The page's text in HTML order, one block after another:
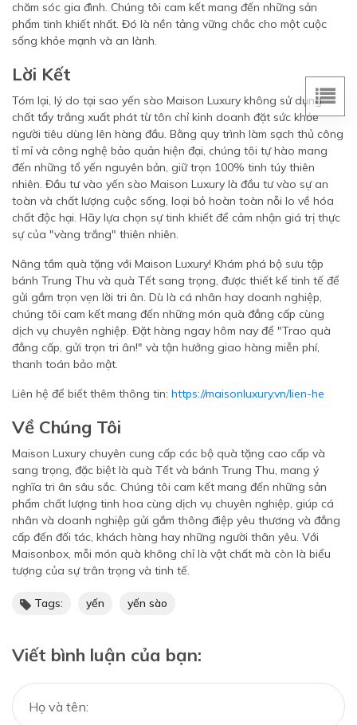
chăm sóc gia đình. Chúng tôi cam kết mang đến những sản
phẩm tinh khiết nhất. Đó là nền tảng vững chắc cho một cuộc
sống khỏe mạnh và an lành.
Lời Kết
Tóm lại, lý do tại sao yến sào Maison Luxury không sử dụng
chất tẩy trắng xuất phát từ tôn chỉ kinh doanh đặt sức khỏe
người tiêu dùng lên hàng đầu. Bằng quy trình làm sạch thủ công
tỉ mỉ và công nghệ bảo quản hiện đại, chúng tôi tự hào mang
đến những tổ yến nguyên bản, giữ trọn 100% tinh túy thiên
nhiên. Đầu tư vào yến sào Maison Luxury là đầu tư vào sự an
toàn và chất lượng cuộc sống, loại bỏ hoàn toàn nỗi lo về hóa
chất độc hại. Hãy lựa chọn sự tinh khiết để cảm nhận giá trị thực
sự của "vàng trắng" thiên nhiên.
Nâng tầm quà tặng với Maison Luxury! Khám phá bộ sưu tập
bánh Trung Thu và quà Tết sang trọng, được thiết kế tinh tế để
gửi gắm trọn vẹn lời tri ân. Dù là cá nhân hay doanh nghiệp,
chúng tôi cam kết mang đến những món quà đẳng cấp cùng
dịch vụ chuyên nghiệp. Đặt hàng ngay hôm nay để "Trao quà
đẳng cấp, gửi trọn tri ân!" và tận hưởng giao hàng miễn phí,
thanh toán bảo mật.
Liên hệ để biết thêm thông tin: https://maisonluxury.vn/lien-he
Về Chúng Tôi
Maison Luxury chuyên cung cấp các bộ quà tặng cao cấp và
sang trọng, đặc biệt là quà Tết và bánh Trung Thu, mang ý
nghĩa tri ân sâu sắc. Chúng tôi cam kết mang đến những sản
phẩm chất lượng tinh hoa cùng dịch vụ chuyên nghiệp, giúp cá
nhân và doanh nghiệp gửi gắm thông điệp yêu thương và đẳng
cấp đến đối tác, khách hàng hay những người thân yêu. Với
Maisonbox, mỗi món quà không chỉ là vật chất mà còn là biểu
tượng của sự trân trọng và tinh tế.
Tags: yến yến sào
Viết bình luận của bạn: